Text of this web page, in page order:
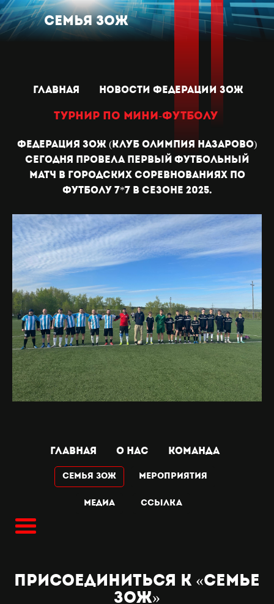
Семья ЗОЖ
главная новости Федерации зож
Турнир по мини-футболу
Федерация ЗОЖ (клуб Олимпия НАЗАРОВО)
сегодня провела первый футбольный
матч в городских соревнованиях по
футболу 7*7 в сезоне 2025.
ГЛАВНАЯ О НАС КОМАНДА
Семья ЗОЖ МЕРОПРИЯТИЯ
МЕДИА Ссылка
присоединиться к «семье
зож»